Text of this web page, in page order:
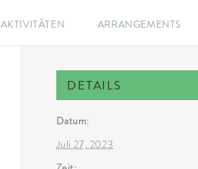
AKTIVITÄTEN ARRANGEMENTS
DETAILS
Datum:
Juli 27, 2023